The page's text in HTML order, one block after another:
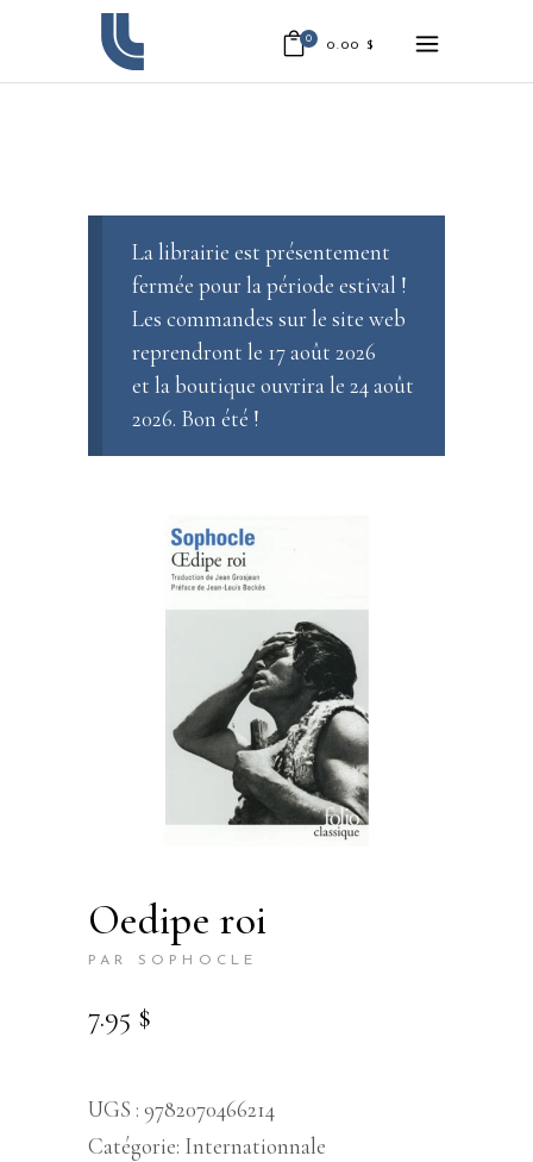
0 0.00 $
La librairie est présentement
fermée pour la période estival !
Les commandes sur le site web
reprendront le 17 août 2026
et la boutique ouvrira le 24 août
2026. Bon été !
oedipe roi
PAR SOPHOCLE
7.95 $
UGS : 9782070466214
Catégorie: Internationnale